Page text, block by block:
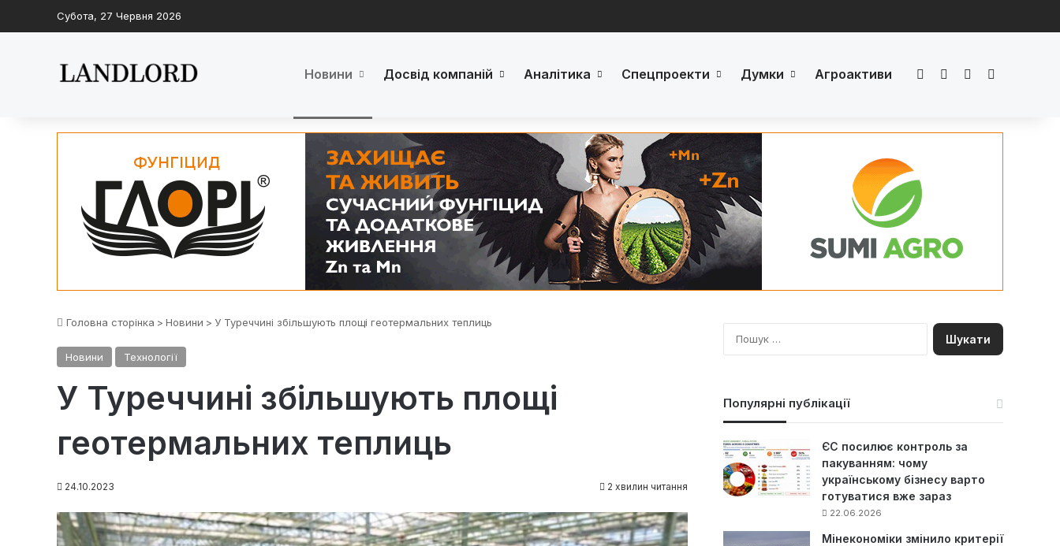
Субота, 27 Червня 2026
Новини Досвід компаній Аналітика Спецпроекти Думки Агроактиви FacebookLinkedInYouTube
Головна сторінка > Новини > У Туреччині збільшують площі геотермальних теплиць
Новини Технології
У Туреччині збільшують площі
геотермальних теплиць
24.10.2023 2 хвилин читання
П
о
Популярні публікації
ЄС посилює контроль за
пакуванням: чому
українському бізнесу варто
готуватися вже зараз
22.06.2026
Мінекономіки змінило критерії